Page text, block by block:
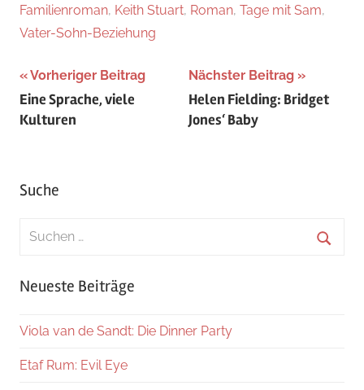
Familienroman, Keith Stuart, Roman, Tage mit Sam,
Vater-Sohn-Beziehung
Beitragsnavigation
Vorheriger Beitrag
Eine Sprache, viele
Kulturen
Nächster Beitrag
Helen Fielding: Bridget
Jones‘ Baby
Suche
Suchen
Neueste Beiträge
Viola van de Sandt: Die Dinner Party
Etaf Rum: Evil Eye